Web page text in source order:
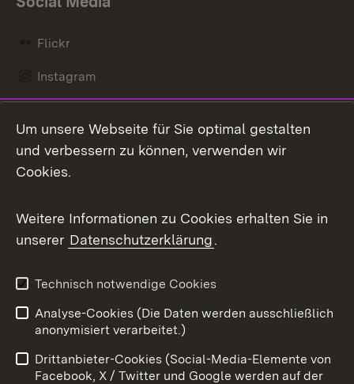
Flickr
Instagram
Mastodon
Messenger
Social Wall
X / Twitter
Youtube
Benutzungshinweise
Barrierefreiheit
Um unsere Webseite für Sie optimal gestalten
und verbessern zu können, verwenden wir
Cookies.
Weitere Informationen zu Cookies erhalten Sie in
unserer Datenschutzerklärung.
Technisch notwendige Cookies
Analyse-Cookies (Die Daten werden ausschließlich
anonymisiert verarbeitet.)
Drittanbieter-Cookies (Social-Media-Elemente von
Facebook, X / Twitter und Google werden auf der